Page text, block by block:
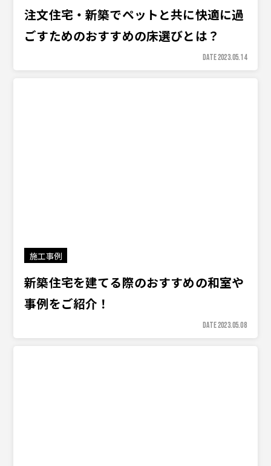
注文住宅・新築でペットと共に快適に過
ごすためのおすすめの床選びとは？
DATE 2023.05.14
施工事例
新築住宅を建てる際のおすすめの和室や
事例をご紹介！
DATE 2023.05.08